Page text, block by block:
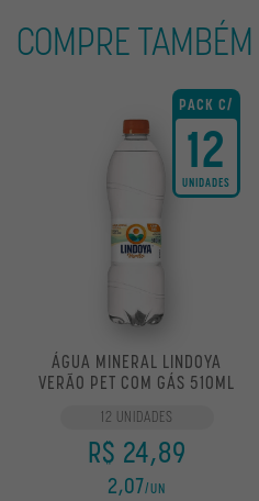
COMPRE TAMBÉM
PACK C/
12
UNIDADES
ÁGUA MINERAL LINDOYA
VERÃO PET COM GÁS 510ML
12 UNIDADES
R$ 24,89
2,07/UN